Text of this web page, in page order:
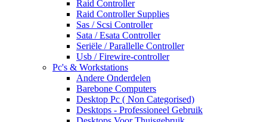
Raid Controller
Raid Controller Supplies
Sas / Scsi Controller
Sata / Esata Controller
Seriële / Parallelle Controller
Usb / Firewire-controller
Pc's & Workstations
Andere Onderdelen
Barebone Computers
Desktop Pc ( Non Categorised)
Desktops - Professioneel Gebruik